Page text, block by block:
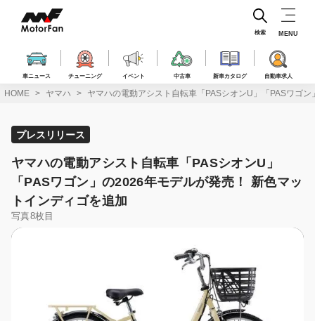
ス
車ニュース チューニング イベント 中古車 新車カタログ 自動車求人
検索 MENU
HOME ヤマハ ヤマハの電動アシスト自転車「PASシオンU」「PASワゴ
プレスリリース
ヤマハの電動アシスト自転車「PASシオンU」
「PASワゴン」の2026年モデルが発売！ 新色マッ
トインディゴを追加
写真8枚目